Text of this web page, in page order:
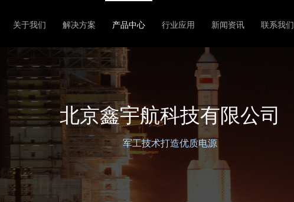
关于我们 解决方案 产品中心 行业应用 新闻资讯 联系我们
北京鑫宇航科技有限公司
军工技术打造优质电源